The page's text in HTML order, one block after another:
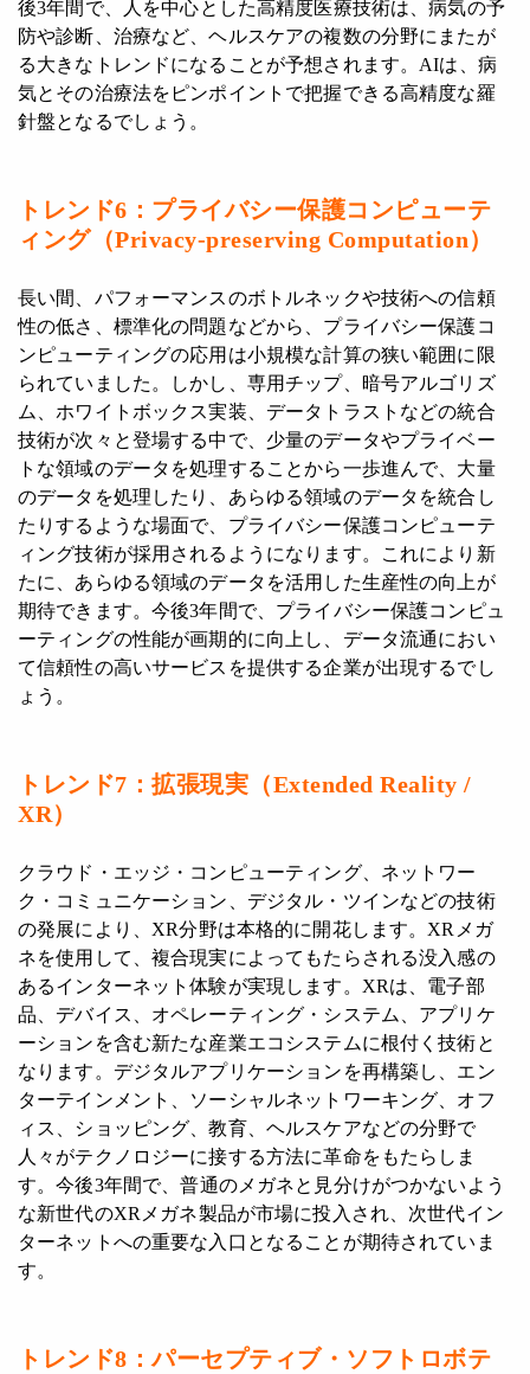
後3年間で、人を中心とした高精度医療技術は、病気の予
防や診断、治療など、ヘルスケアの複数の分野にまたが
る大きなトレンドになることが予想されます。AIは、病
気とその治療法をピンポイントで把握できる高精度な羅
針盤となるでしょう。
トレンド6 ：プライバシー保護コンピューテ
ィング（Privacy-preserving Computation）
長い間、パフォーマンスのボトルネックや技術への信頼
性の低さ、標準化の問題などから、プライバシー保護コ
ンピューティングの応用は小規模な計算の狭い範囲に限
られていました。しかし、専用チップ、暗号アルゴリズ
ム、ホワイトボックス実装、データトラストなどの統合
技術が次々と登場する中で、少量のデータやプライベー
トな領域のデータを処理することから一歩進んで、大量
のデータを処理したり、あらゆる領域のデータを統合し
たりするような場面で、プライバシー保護コンピューテ
ィング技術が採用されるようになります。これにより新
たに、あらゆる領域のデータを活用した生産性の向上が
期待できます。今後3年間で、プライバシー保護コンピュ
ーティングの性能が画期的に向上し、データ流通におい
て信頼性の高いサービスを提供する企業が出現するでし
ょう。
トレンド7 ：拡張現実（Extended Reality /
XR）
クラウド・エッジ・コンピューティング、ネットワー
ク・コミュニケーション、デジタル・ツインなどの技術
の発展により、XR分野は本格的に開花します。XRメガ
ネを使用して、複合現実によってもたらされる没入感の
あるインターネット体験が実現します。XRは、電子部
品、デバイス、オペレーティング・システム、アプリケ
ーションを含む新たな産業エコシステムに根付く技術と
なります。デジタルアプリケーションを再構築し、エン
ターテインメント、ソーシャルネットワーキング、オフ
ィス、ショッピング、教育、ヘルスケアなどの分野で
人々がテクノロジーに接する方法に革命をもたらしま
す。今後3年間で、普通のメガネと見分けがつかないよう
な新世代のXRメガネ製品が市場に投入され、次世代イン
ターネットへの重要な入口となることが期待されていま
す。
トレンド8：パーセプティブ・ソフトロボテ